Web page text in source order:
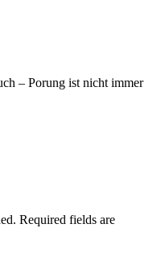
– Porung ist nicht immer
Required fields are